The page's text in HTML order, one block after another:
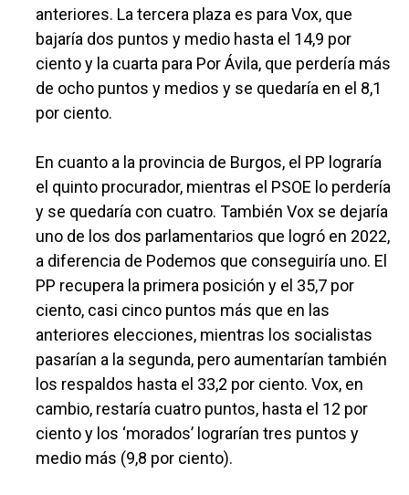
anteriores. La tercera plaza es para Vox, que
bajaría dos puntos y medio hasta el 14,9 por
ciento y la cuarta para Por Ávila, que perdería más
de ocho puntos y medios y se quedaría en el 8,1
por ciento.
En cuanto a la provincia de Burgos, el PP lograría
el quinto procurador, mientras el PSOE lo perdería
y se quedaría con cuatro. También Vox se dejaría
uno de los dos parlamentarios que logró en 2022,
a diferencia de Podemos que conseguiría uno. El
PP recupera la primera posición y el 35,7 por
ciento, casi cinco puntos más que en las
anteriores elecciones, mientras los socialistas
pasarían a la segunda, pero aumentarían también
los respaldos hasta el 33,2 por ciento. Vox, en
cambio, restaría cuatro puntos, hasta el 12 por
ciento y los ‘morados’ lograrían tres puntos y
medio más (9,8 por ciento).